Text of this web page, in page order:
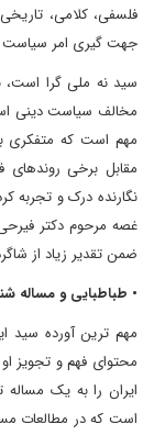
فلسفی، کلامی،
جهت گیری امر سیاست
سید نه ملی گرا است،
مخالف سیاست دینی
مهم است که متفکری
مقابل برخی
نگارنده درک و تجربه
غصه مرحوم دکتر
ضمن تقدیر زیاد از
• طباطبایی و مساله
مهم ترین آورده سید
محتوای فهم و تجویز او
ایران را به یک
است که در مطالعات